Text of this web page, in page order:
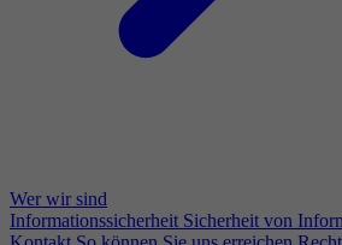
Wer wir sind
Informationssicherheit Sicherheit von